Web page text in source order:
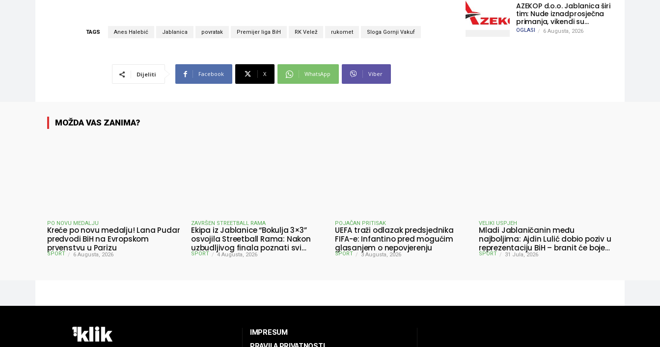
TAGS Anes Halebić Jablanica povratak Premijer liga BiH RK Velež rukomet Sloga Gornji Vakuf
Dijeliti Facebook X WhatsApp Viber
AZEKOP d.o.o. Jablanica širi
tim: Nude iznadprosječna
primanja, vikendi su
slobodni, traži se više
OGLASI 6 Augusta, 2026
MOŽDA VAS ZANIMA?
PO NOVU MEDALJU
Kreće po novu medalju! Lana Pudar
predvodi BiH na Evropskom
prvenstvu u Parizu
SPORT 6 Augusta, 2026
ZAVRŠEN STREETBALL RAMA
Ekipa iz Jablanice “Bokulja 3×3”
osvojila Streetball Rama: Nakon
uzbudljivog finala poznati svi
pobjednici turnira
SPORT 4 Augusta, 2026
POJAČAN PRITISAK
UEFA traži odlazak predsjednika
FIFA-e: Infantino pred mogućim
glasanjem o nepovjerenju
SPORT 3 Augusta, 2026
VELIKI USPJEH
Mladi Jablaničanin među
najboljima: Ajdin Lulić dobio poziv u
reprezentaciju BiH – branit će boje
BiH na Slovenia Ball
SPORT 31 Jula, 2026
IMPRESUM